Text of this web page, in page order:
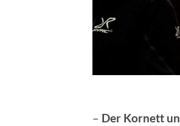
– Der Kornett